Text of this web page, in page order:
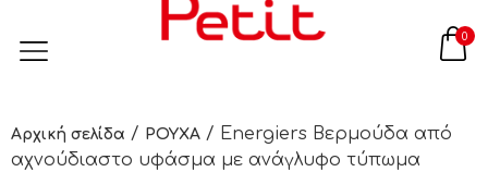
0
Αρχική σελίδα / ΡΟΥΧΑ / Energiers Βερμούδα από
αχνούδιαστο υφάσμα με ανάγλυφο τύπωμα